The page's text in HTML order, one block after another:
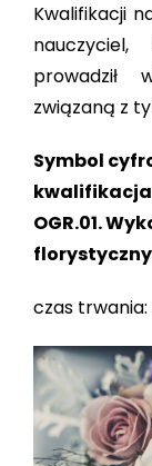
Kwalifikacji
prowadził
związaną z
Symbol
kwalifikacja
OGR.01.
czas